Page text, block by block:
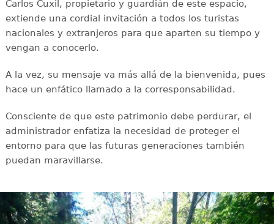
Carlos Cuxil, propietario y guardián de este espacio,
extiende una cordial invitación a todos los turistas
nacionales y extranjeros para que aparten su tiempo y
vengan a conocerlo.
A la vez, su mensaje va más allá de la bienvenida, pues
hace un enfático llamado a la corresponsabilidad.
Consciente de que este patrimonio debe perdurar, el
administrador enfatiza la necesidad de proteger el
entorno para que las futuras generaciones también
puedan maravillarse.